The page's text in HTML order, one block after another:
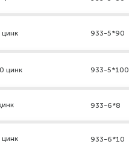
933-5*90
цинк 933-5*100
933-6*8
933-6*10